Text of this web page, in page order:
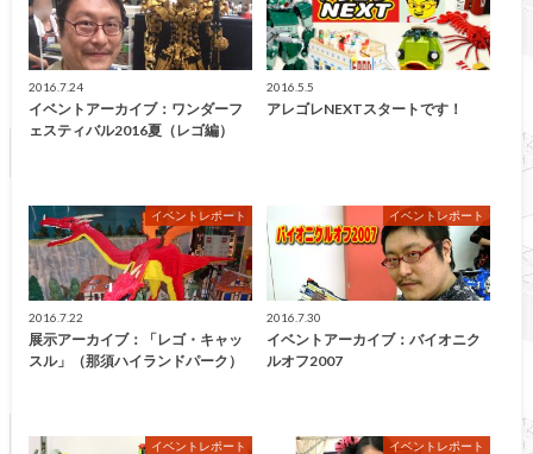
2016.7.24
イベントアーカイブ：ワンダーフ
ェスティバル2016夏（レゴ編）
2016.5.5
アレゴレNEXTスタートです！
イベントレポート
2016.7.22
展示アーカイブ：「レゴ・キャッ
スル」（那須ハイランドパーク）
イベントレポート
2016.7.30
イベントアーカイブ：バイオニク
ルオフ2007
イベントレポート イベントレポート